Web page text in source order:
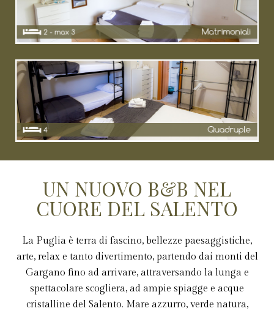
Senza uso di cucina e con possibilità di aggiunta
terzo letto.
Con angolo cottura composte da letto
matrimoniale e letto a castello.
UN NUOVO B&B NEL
CUORE DEL SALENTO
La Puglia è terra di fascino, bellezze paesaggistiche,
arte, relax e tanto divertimento, partendo dai monti del
Gargano fino ad arrivare, attraversando la lunga e
spettacolare scogliera, ad ampie spiagge e acque
cristalline del Salento. Mare azzurro, verde natura,